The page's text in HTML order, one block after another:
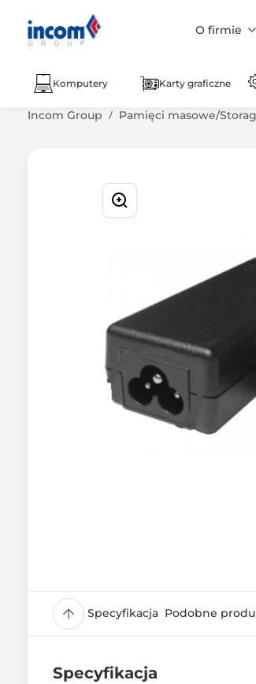
O firmie
Komputery Karty graficzne
Incom Group Pamięci masowe/
Specyfikacja Podobne
Specyfikacja